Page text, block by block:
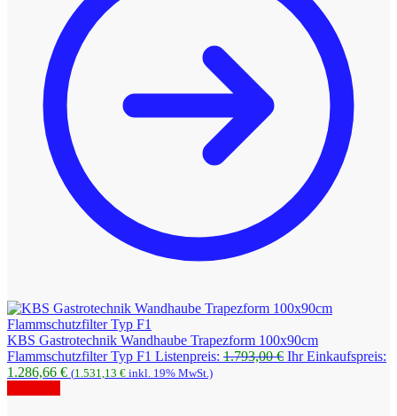
KBS Gastrotechnik Wandhaube Trapezform 100x90cm
Flammschutzfilter Typ F1 Listenpreis: 1.793,00€ Ursprünglicher
Ihr Einkaufspreis:
1.286,66 €Aktueller
(1.531,13 € inkl. 19% MwSt.)